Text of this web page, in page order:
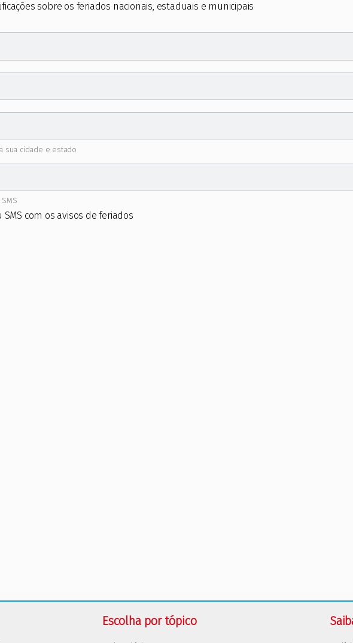
sobre os feriados nacionais, estaduais e municipais
sua cidade e estado
com os avisos de feriados
Escolha por tópico